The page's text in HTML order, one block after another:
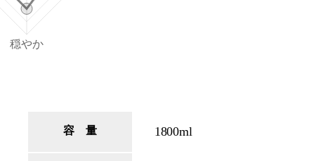
容 量 1800ml